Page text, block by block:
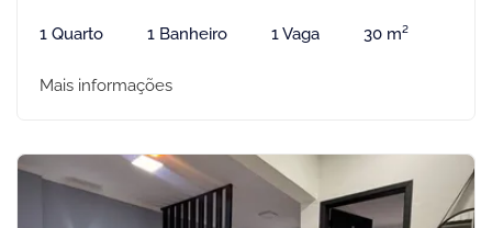
1 Quarto 1 Banheiro 1 Vaga 30 m²
Mais informações